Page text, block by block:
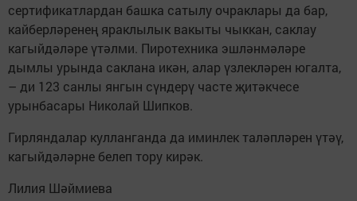
сертификатлардан башка сатылу очраклары да бар,
кайберләренең яраклылык вакыты чыккан, саклау
кагыйдәләре үтәлми. Пиротехника эшләнмәләре
дымлы урында саклана икән, алар үзлекләрен югалта,
– ди 123 санлы янгын сүндерү часте җитәкчесе
урынбасары Николай Шипков.
Гирляндалар кулланганда да иминлек таләпләрен үтәү,
кагыйдәләрне белеп тору кирәк.
Лилия Шәймиева